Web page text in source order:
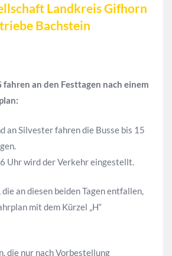
Landkreis Gifhorn
Bachstein
fahren an den Festtagen nach einem
an Silvester fahren die Busse bis 15
Uhr wird der Verkehr eingestellt.
an diesen beiden Tagen entfallen,
mit dem Kürzel „H“
die nur nach Vorbestellung